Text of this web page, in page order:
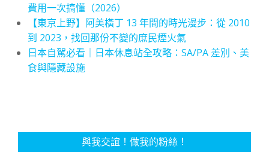
費用一次搞懂（2026）
【東京上野】阿美橫丁 13 年間的時光漫步：從 2010
到 2023，找回那份不變的庶民煙火氣
日本自駕必看｜日本休息站全攻略：SA/PA 差別、美
食與隱藏設施
與我交誼！做我的粉絲！